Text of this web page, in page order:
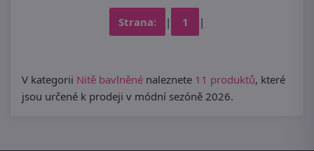
Strana: | 1 |
V kategorii Nitě bavlněné naleznete 11 produktů, které
jsou určené k prodeji v módní sezóně 2026.